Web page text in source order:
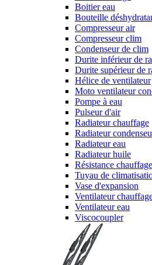
Boitier eau
Bouteille
Compresseur air
Compresseur clim
Condenseur de clim
Durite inférieur de
Durite supérieur de
Hélice de ventilateur
Moto ventilateur
Pompe à eau
Pulseur d'air
Radiateur chauffage
Radiateur
Radiateur eau
Radiateur huile
Résistance chauffage
Tuyau de
Vase d'expansion
Ventilateur
Ventilateur eau
Viscocoupler